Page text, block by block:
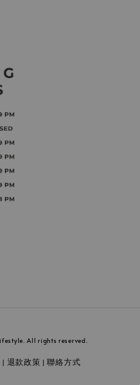
All rights reserved.
| 退款政策 |聯絡方式